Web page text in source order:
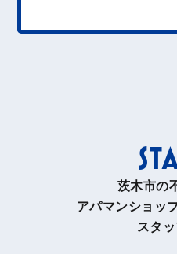
茨木市の
アパマンショッ
スタ